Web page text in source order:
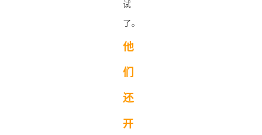
试
了。
他
们
还
开